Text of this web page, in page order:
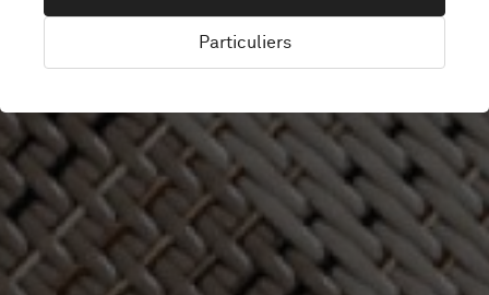
Particuliers